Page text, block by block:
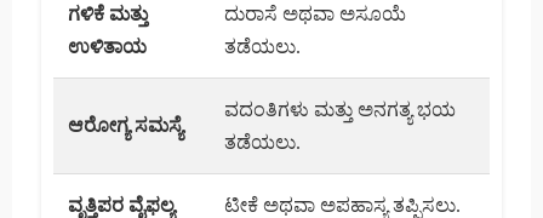
ಗಳಿಕೆ ಮತ್ತು
ಉಳಿತಾಯ
ದುರಾಸೆ ಅಥವಾ ಅಸೂಯೆ
ತಡೆಯಲು.
ಆರೋಗ್ಯ ಸಮಸ್ಯೆ
ವದಂತಿಗಳು ಮತ್ತು ಅನಗತ್ಯ ಭಯ
ತಡೆಯಲು.
ವೃತ್ತಿಪರ ವೈಫಲ್ಯ ಟೀಕೆ ಅಥವಾ ಅಪಹಾಸ್ಯ ತಪ್ಪಿಸಲು.